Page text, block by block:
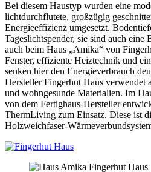
Bei diesem Haustyp wurden eine
lichtdurchflutete, großzügig
Energieeffizienz umgesetzt.
Tageslichtspender, sie sind auch eine
auch beim Haus „Amika“ von
Fenster, effiziente Heiztechnik und
senken hier den Energieverbrauch
Hersteller Fingerhut Haus verwendet
und wohngesunde Materialien. Im
von dem Fertighaus-Hersteller
ThermLiving zum Einsatz. Diese ist
Holzweichfaser-